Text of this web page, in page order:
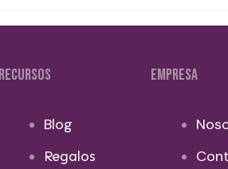
RECURSOS
Blog
Regalos
EMPRESA